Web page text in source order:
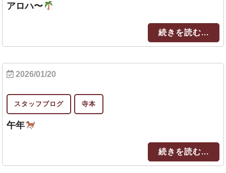
アロハ〜
続きを読む...
2026/01/20
スタッフブログ 寺本
午年
続きを読む...